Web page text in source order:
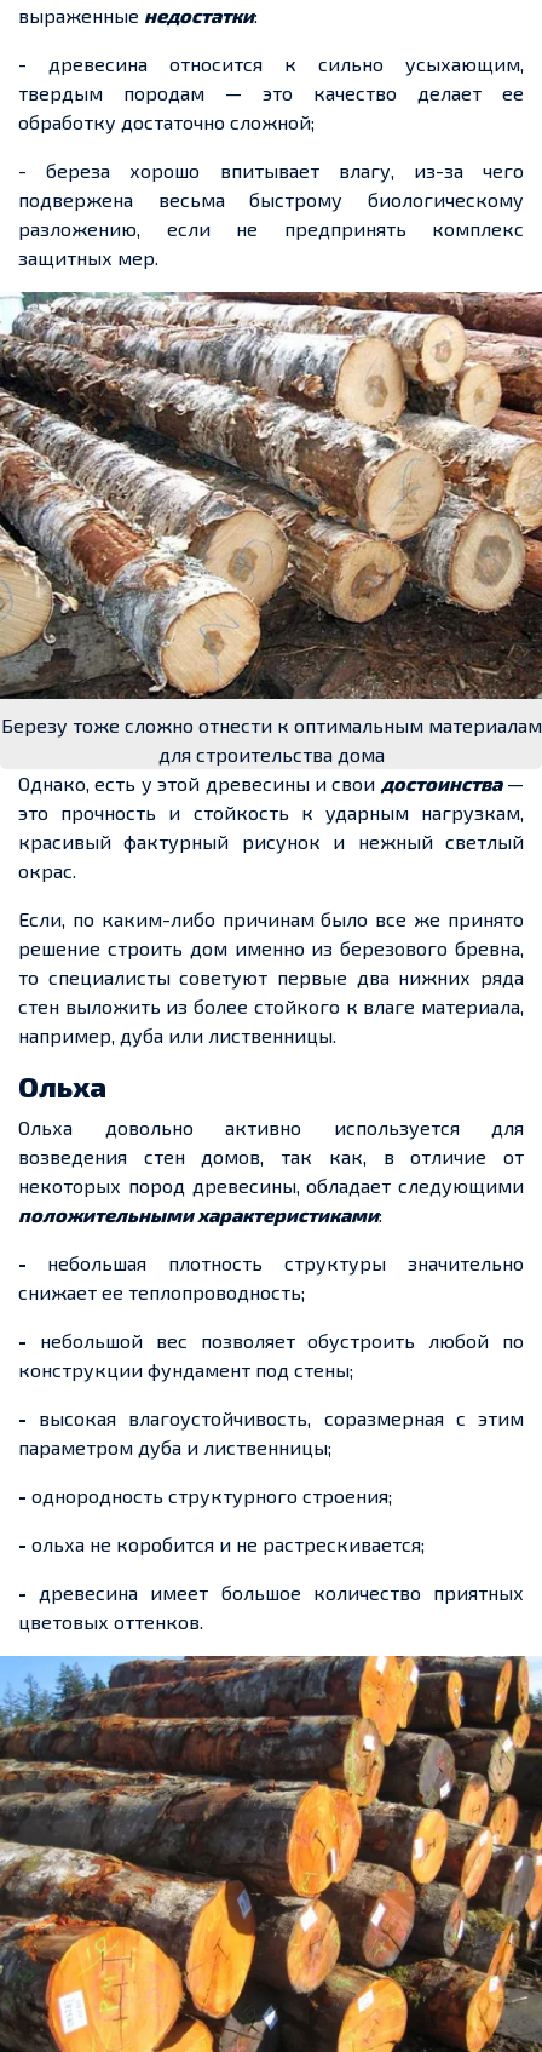
выраженные недостатки:
- древесина относится к сильно усыхающим,
твердым породам — это качество делает ее
обработку достаточно сложной;
- береза хорошо впитывает влагу, из-за чего
подвержена весьма быстрому биологическому
разложению, если не предпринять комплекс
защитных мер.
Березу тоже сложно отнести к оптимальным материалам
для строительства дома
Однако, есть у этой древесины и свои достоинства—
это прочность и стойкость к ударным нагрузкам,
красивый фактурный рисунок и нежный светлый
окрас.
Если, по каким-либо причинам было все же принято
решение строить дом именно из березового бревна,
то специалисты советуют первые два нижних ряда
стен выложить из более стойкого к влаге материала,
например, дуба или лиственницы.
Ольха
Ольха довольно активно используется для
возведения стен домов, так как, в отличие от
некоторых пород древесины, обладает следующими
положительными характеристиками:
- небольшая плотность структуры значительно
снижает ее теплопроводность;
- небольшой вес позволяет обустроить любой по
конструкции фундамент под стены;
- высокая влагоустойчивость, соразмерная с этим
параметром дуба и лиственницы;
- однородность структурного строения;
- ольха не коробится и не растрескивается;
- древесина имеет большое количество приятных
цветовых оттенков.